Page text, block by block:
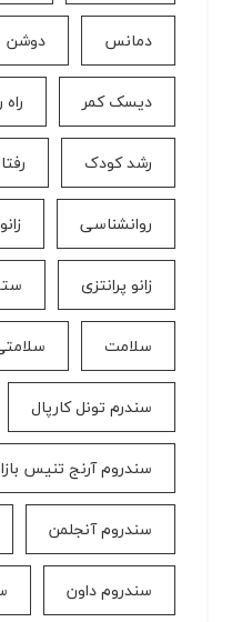
دمانس دوشن
دیسک کمر
رشد کودک
روانشناسی
زانو پرانتزی
سلامت
سندرم تونل کارپال
سندروم آرنج تنیس
سندروم آنجلمن
سندروم داون